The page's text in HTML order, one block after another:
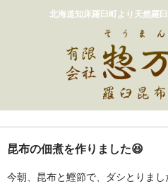
北海道知床羅臼町より天然羅
昆布の佃煮を作りました😆
今朝、昆布と鰹節で、ダシとりま